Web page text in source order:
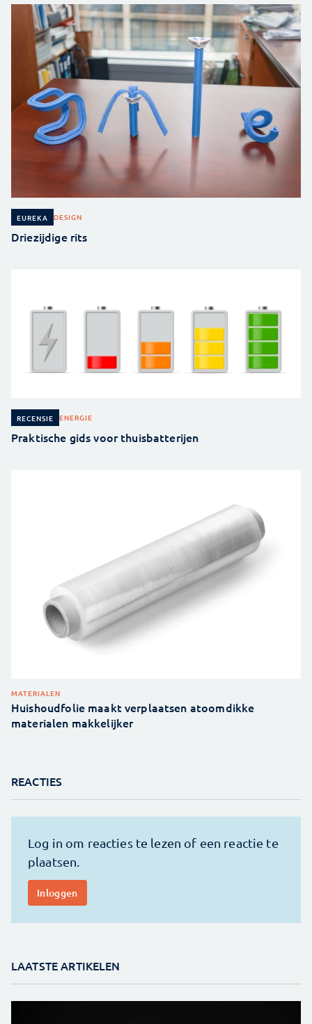
EUREKA DESIGN
Driezijdige rits
RECENSIE ENERGIE
Praktische gids voor thuisbatterijen
MATERIALEN
Huishoudfolie maakt verplaatsen atoomdikke
materialen makkelijker
REACTIES
LAATSTE ARTIKELEN